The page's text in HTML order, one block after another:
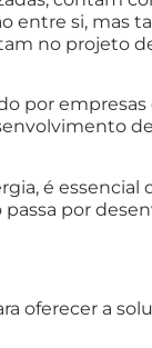
entre si, mas
no projeto
por empresas
é essencial
por
oferecer a